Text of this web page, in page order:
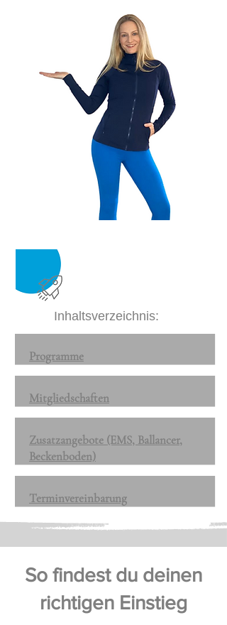
Inhaltsverzeichnis:
Programme
Mitgliedschaften
Zusatzangebote (EMS, Ballancer,
Beckenboden)
Terminvereinbarung
So findest du deinen
richtigen Einstieg